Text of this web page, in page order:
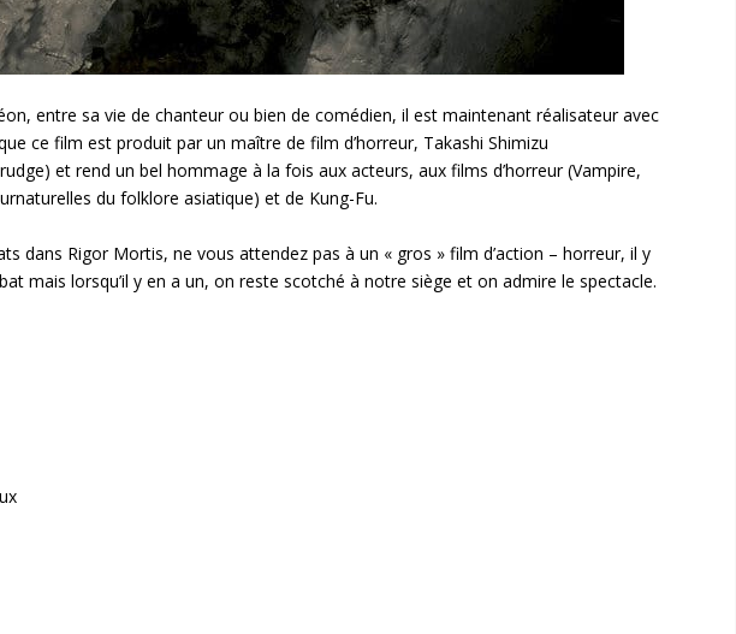
entre sa vie de chanteurou bien de comédien, il est maintenant réalisateur avec
ce film est produit par un maître de film d’horreur, Takashi Shimizu
et rend un bel hommage à la fois aux acteurs, aux films d’horreur (Vampire,
du folklore asiatique) et de Kung-Fu.
dans Rigor Mortis, ne vous attendez pas à un « gros » film d’action – horreur, il y
mais lorsqu’il y en a un, on reste scotché à notre siège et on admire le spectacle.